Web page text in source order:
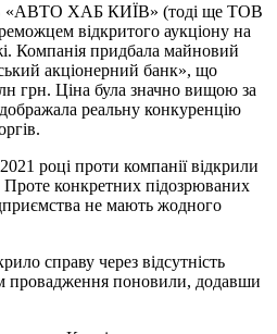
«АВТО ХАБ КИЇВ» (тоді ще ТОВ
відкритого аукціону на
Компанія придбала майновий
акціонерний банк», що
грн. Ціна була значно вищою за
реальну конкуренцію
році проти компанії відкрили
конкретних підозрюваних
не мають жодного
справу через відсутність
провадження поновили, додавши